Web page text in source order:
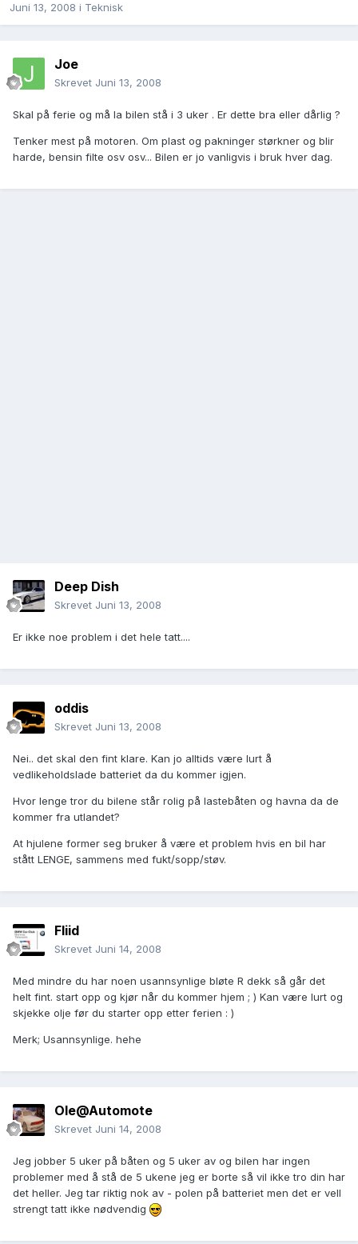
Juni 13, 2008 i Teknisk
Joe
Skrevet Juni 13, 2008
Skal på ferie og må la bilen stå i 3 uker . Er dette bra eller dårlig ?
Tenker mest på motoren. Om plast og pakninger størkner og blir
harde, bensin filte osv osv... Bilen er jo vanligvis i bruk hver dag.
Deep Dish
Skrevet Juni 13, 2008
Er ikke noe problem i det hele tatt....
oddis
Skrevet Juni 13, 2008
Nei.. det skal den fint klare. Kan jo alltids være lurt å
vedlikeholdslade batteriet da du kommer igjen.
Hvor lenge tror du bilene står rolig på lastebåten og havna da de
kommer fra utlandet?
At hjulene former seg bruker å være et problem hvis en bil har
stått LENGE, sammens med fukt/sopp/støv.
Fliid
Skrevet Juni 14, 2008
Med mindre du har noen usannsynlige bløte R dekk så går det
helt fint. start opp og kjør når du kommer hjem ; ) Kan være lurt og
skjekke olje før du starter opp etter ferien : )
Merk; Usannsynlige. hehe
Ole@Automote
Skrevet Juni 14, 2008
Jeg jobber 5 uker på båten og 5 uker av og bilen har ingen
problemer med å stå de 5 ukene jeg er borte så vil ikke tro din har
det heller. Jeg tar riktig nok av - polen på batteriet men det er vell
strengt tatt ikke nødvendig